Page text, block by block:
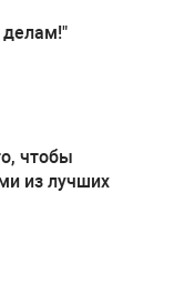
делам!"
чтобы
из лучших